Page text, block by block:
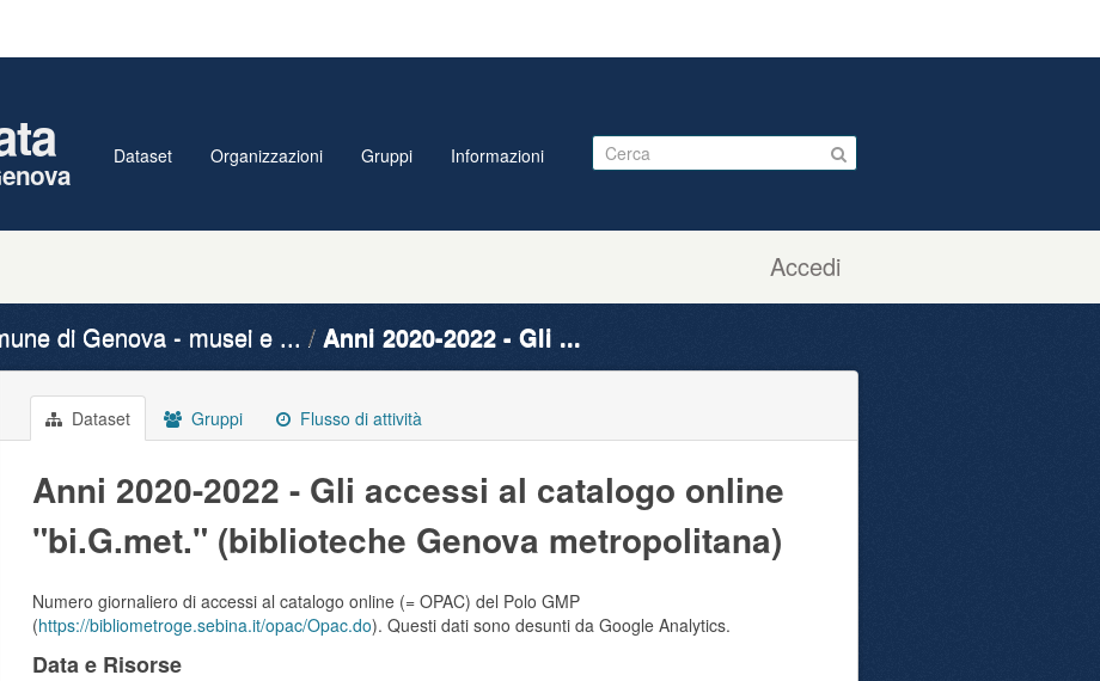
Accedi
Dataset Organizzazioni Gruppi Informazioni
di Genova - musei e ... Anni 2020-2022 - Gli ...
Dataset Gruppi Flusso di attività
Anni 2020-2022 - Gli accessi al catalogo online
"bi.G.met." (biblioteche Genova metropolitana)
Numero giornaliero di accessi al catalogo online (= OPAC) del Polo GMP
(https://bibliometroge.sebina.it/opac/Opac.do). Questi dati sono desunti da Google Analytics.
Data e Risorse